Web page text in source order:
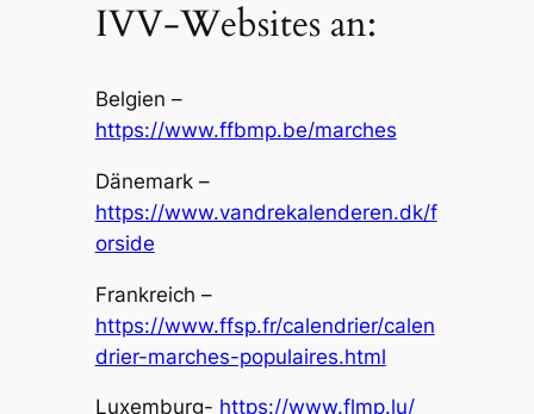
IVV-Websites an:
Belgien –
https://www.ffbmp.be/marches
Dänemark –
https://www.vandrekalenderen.dk/f
orside
Frankreich –
https://www.ffsp.fr/calendrier/calen
drier-marches-populaires.html
Luxemburg- https://www.flmp.lu/